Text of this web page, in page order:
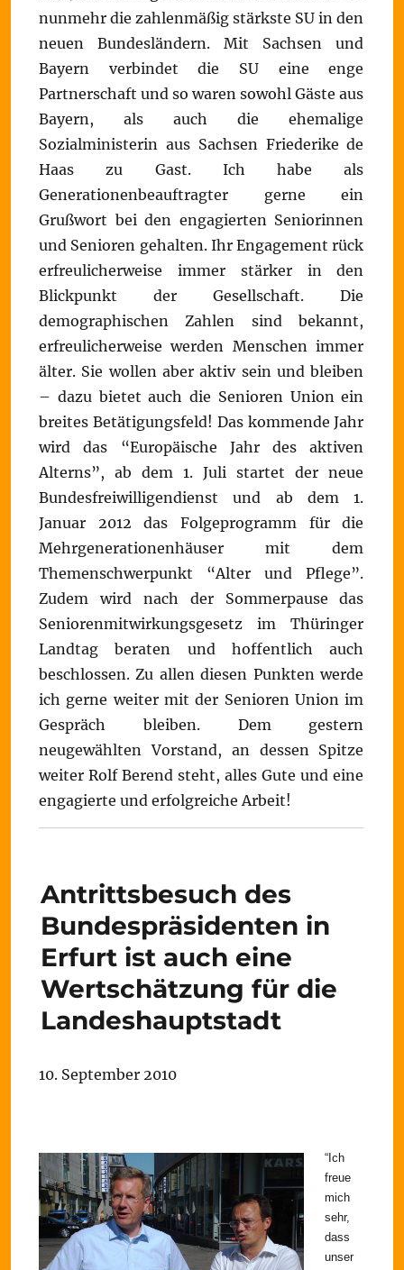
nunmehr die zahlenmäßig stärkste SU in den
neuen Bundesländern. Mit Sachsen und
Bayern verbindet die SU eine enge
Partnerschaft und so waren sowohl Gäste aus
Bayern, als auch die ehemalige
Sozialministerin aus Sachsen Friederike de
Haas zu Gast. Ich habe als
Generationenbeauftragter gerne ein
Grußwort bei den engagierten Seniorinnen
und Senioren gehalten. Ihr Engagement rück
erfreulicherweise immer stärker in den
Blickpunkt der Gesellschaft. Die
demographischen Zahlen sind bekannt,
erfreulicherweise werden Menschen immer
älter. Sie wollen aber aktiv sein und bleiben
– dazu bietet auch die Senioren Union ein
breites Betätigungsfeld! Das kommende Jahr
wird das “Europäische Jahr des aktiven
Alterns”, ab dem 1. Juli startet der neue
Bundesfreiwilligendienst und ab dem 1.
Januar 2012 das Folgeprogramm für die
Mehrgenerationenhäuser mit dem
Themenschwerpunkt “Alter und Pflege”.
Zudem wird nach der Sommerpause das
Seniorenmitwirkungsgesetz im Thüringer
Landtag beraten und hoffentlich auch
beschlossen. Zu allen diesen Punkten werde
ich gerne weiter mit der Senioren Union im
Gespräch bleiben. Dem gestern
neugewählten Vorstand, an dessen Spitze
weiter Rolf Berend steht, alles Gute und eine
engagierte und erfolgreiche Arbeit!
Antrittsbesuch des
Bundespräsidenten in
Erfurt ist auch eine
Wertschätzung für die
Landeshauptstadt
10. September 2010
“Ich
freue
mich
sehr,
dass
unser